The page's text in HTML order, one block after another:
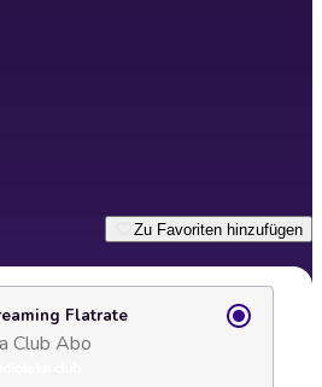
Zu Favoriten hinzufügen
Flatrate
Club Abo